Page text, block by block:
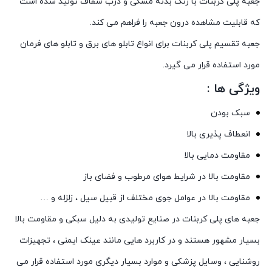
که قابلیت مشاهده درون جعبه را فراهم می کند.
جعبه تقسیم پلی کربنات برای انواع تابلو های برق و تابلو های فرمان
مورد استفاده قرار می گیرد.
ویژگی ها :
سبک بودن
انعطاف پذیری بالا
مقاومت دمایی بالا
مقاومت بالا در شرایط هوای مرطوب و فضای باز
مقاومت بالا در عوامل جوی مختلف از قبیل سیل ، زلزله و …
جعبه های پلی کربنات در صنایع تولیدی به دلیل سبکی و مقاومت بالا
بسیار مشهور هستند و در کاربرد هایی مانند عینک ایمنی ، تجهیزات
روشنایی ، وسایل پزشکی و موارد بسیار دیگری مورد استفاده قرار می